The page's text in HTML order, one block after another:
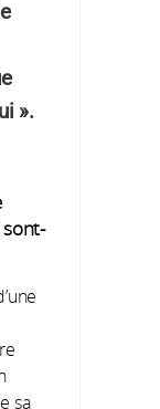
».
sont-
sa